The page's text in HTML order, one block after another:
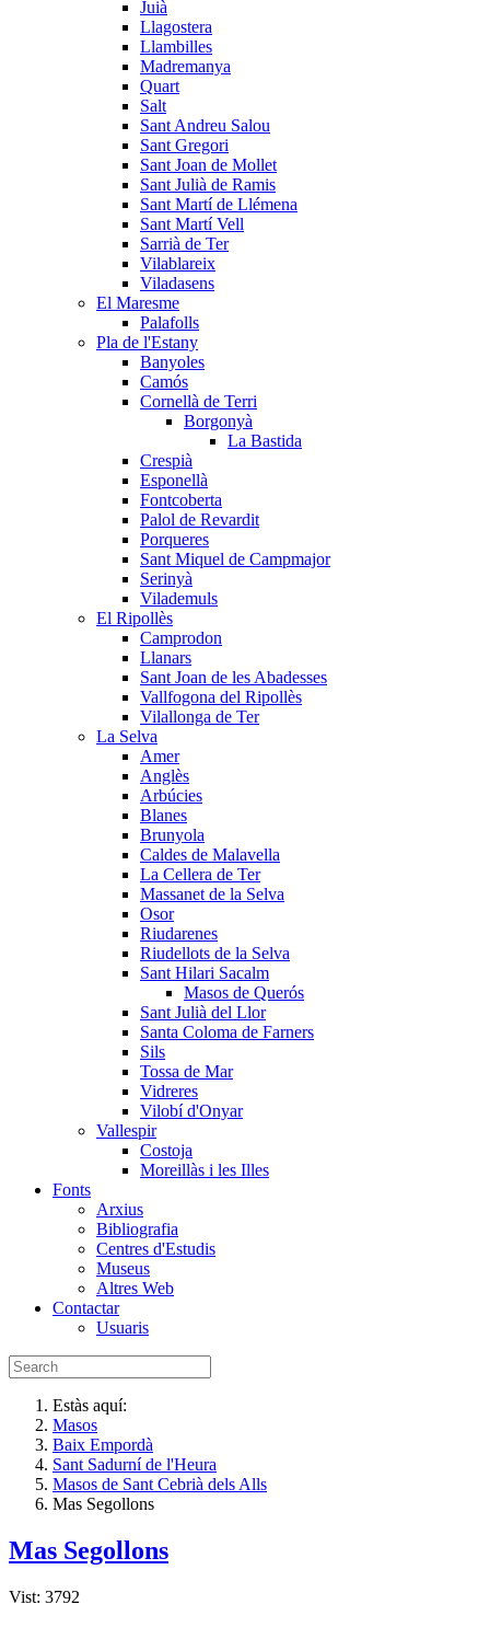
Juià
Llagostera
Llambilles
Madremanya
Quart
Salt
Sant Andreu Salou
Sant Gregori
Sant Joan de Mollet
Sant Julià de Ramis
Sant Martí de Llémena
Sant Martí Vell
Sarrià de Ter
Vilablareix
Viladasens
El Maresme
Palafolls
Pla de l'Estany
Banyoles
Camós
Cornellà de Terri
Borgonyà
La Bastida
Crespià
Esponellà
Fontcoberta
Palol de Revardit
Porqueres
Sant Miquel de Campmajor
Serinyà
Vilademuls
El Ripollès
Camprodon
Llanars
Sant Joan de les Abadesses
Vallfogona del Ripollès
Vilallonga de Ter
La Selva
Amer
Anglès
Arbúcies
Blanes
Brunyola
Caldes de Malavella
La Cellera de Ter
Massanet de la Selva
Osor
Riudarenes
Riudellots de la Selva
Sant Hilari Sacalm
Masos de Querós
Sant Julià del Llor
Santa Coloma de Farners
Sils
Tossa de Mar
Vidreres
Vilobí d'Onyar
Vallespir
Costoja
Moreillàs i les Illes
Fonts
Arxius
Bibliografia
Centres d'Estudis
Museus
Altres Web
Contactar
Usuaris
Estàs aquí:
Masos
Baix Empordà
Sant Sadurní de l'Heura
Masos de Sant Cebrià dels Alls
Mas Segollons
Mas Segollons
Vist: 3792